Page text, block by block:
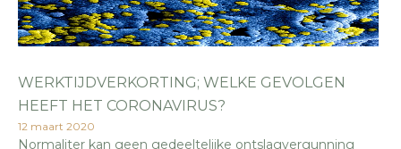
WERKTIJDVERKORTING; WELKE GEVOLGEN
HEEFT HET CORONAVIRUS?
12 maart 2020
Normaliter kan geen gedeeltelijke ontslagvergunning